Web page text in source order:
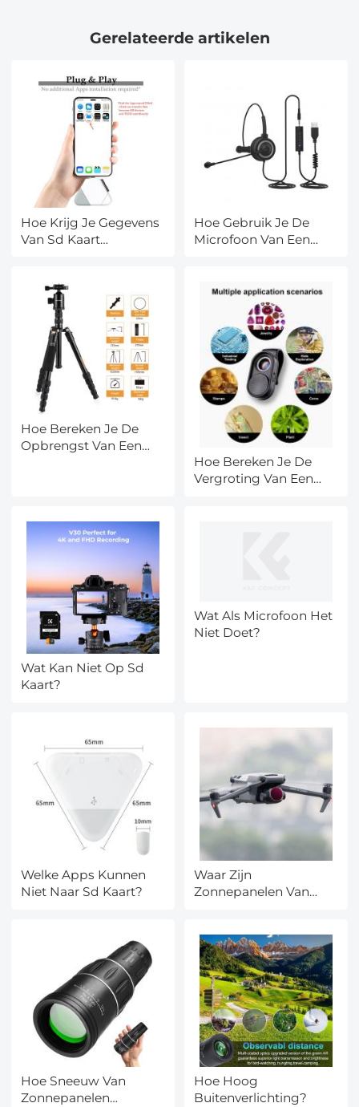
temperatuurbewaking
Gerelateerde artikelen
Hoe Krijg Je Gegevens
Van Sd Kaart
Hoe Gebruik Je De
Microfoon Van Een
Hoe Bereken Je De
Opbrengst Van Een
Hoe Bereken Je De
Vergroting Van Een
Wat Kan Niet Op Sd
Kaart?
Wat Als Microfoon Het
Niet Doet?
Welke Apps Kunnen
Niet Naar Sd Kaart?
Waar Zijn
Zonnepanelen Van
Hoe Sneeuw Van
Zonnepanelen
Hoe Hoog
Buitenverlichting?